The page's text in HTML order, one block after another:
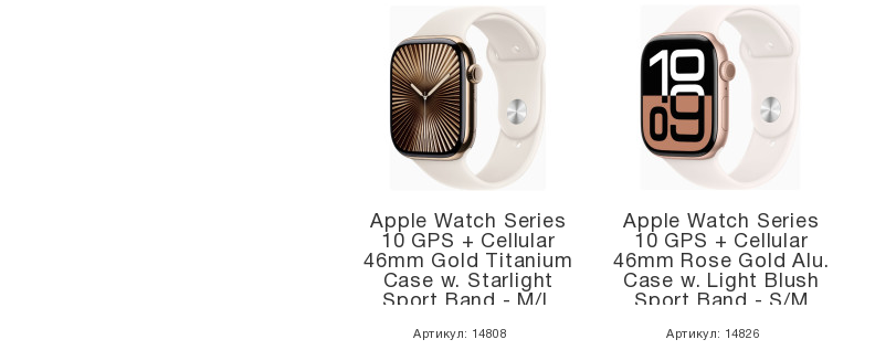
Apple Watch Series
10 GPS + Cellular
46mm Gold Titanium
Case w. Starlight
Sport Band - M/L
Артикул: 14808
Apple Watch Series
10 GPS + Cellular
46mm Rose Gold Alu.
Case w. Light Blush
Sport Band - S/M
Артикул: 14826